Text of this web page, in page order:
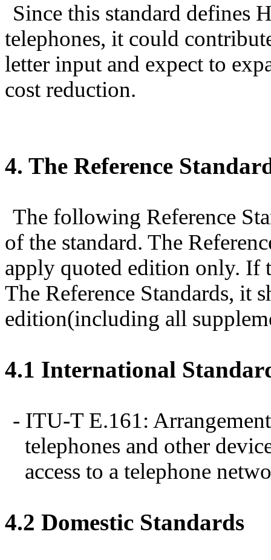
Since this standard defines
telephones, it could
letter input and expect to
cost reduction.
4. The Reference
The following Reference
of the standard. The
apply quoted edition only. If
The Reference Standards, it
edition(including all
4.1 International
- ITU-T E.161:
telephones and other
access to a telephone
4.2 Domestic Standards